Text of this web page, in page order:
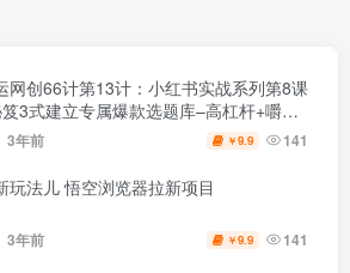
网创66计第13计：小红书实战系列第8课
3式建立专属爆款选题库–高杠杆+嚼碎
里
3年前 ￥9.9 141
玩法儿 悟空浏览器拉新项目
3年前 ￥9.9 141